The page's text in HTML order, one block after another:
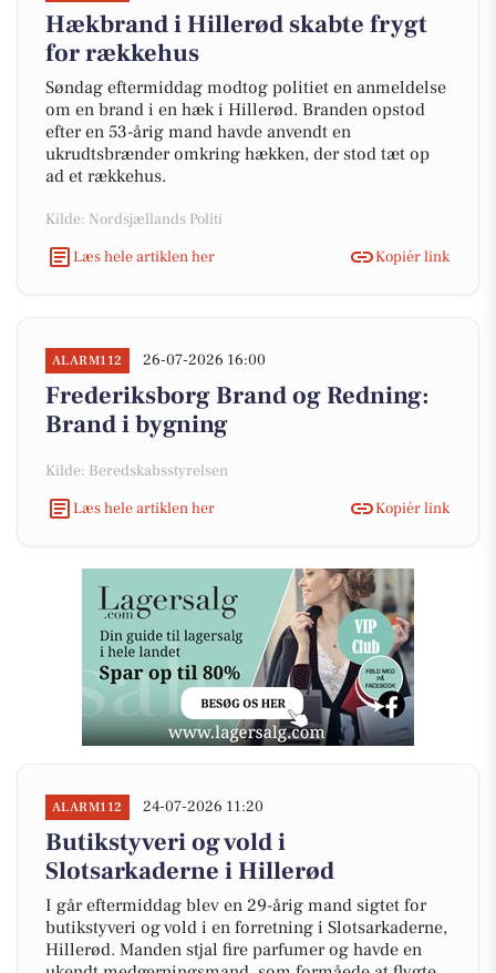
Hækbrand i Hillerød skabte frygt
for rækkehus
Søndag eftermiddag modtog politiet en anmeldelse
om en brand i en hæk i Hillerød. Branden opstod
efter en 53-årig mand havde anvendt en
ukrudtsbrænder omkring hækken, der stod tæt op
ad et rækkehus.
Kilde: Nordsjællands Politi
Læs hele artiklen her
Kopiér link
ALARM112 26-07-2026 16:00
Frederiksborg Brand og Redning:
Brand i bygning
Kilde: Beredskabsstyrelsen
Læs hele artiklen her
Kopiér link
ALARM112 24-07-2026 11:20
Butikstyveri og vold i
Slotsarkaderne i Hillerød
I går eftermiddag blev en 29-årig mand sigtet for
butikstyveri og vold i en forretning i Slotsarkaderne,
Hillerød. Manden stjal fire parfumer og havde en